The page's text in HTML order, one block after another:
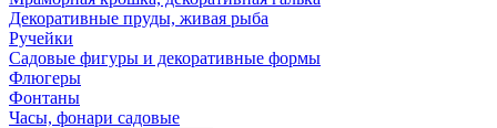
Декоративные пруды, живая рыба
Ручейки
Садовые фигуры и декоративные формы
Флюгеры
Фонтаны
Часы, фонари садовые